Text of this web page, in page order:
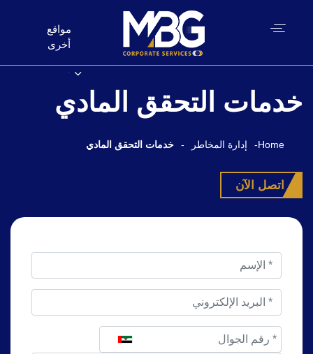
مواقع
أخرى
خدمات التحقق المادي
Home
- إدارة المخاطر - خدمات التحقق المادي
اتصل الآن